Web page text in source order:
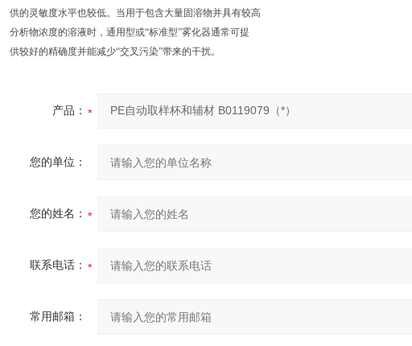
供的灵敏度水平也较低。当用于包含大量固溶物并具有较高
分析物浓度的溶液时，通用型或“标准型”雾化器通常可提
供较好的精确度并能减少“交叉污染”带来的干扰。
产品：
您的单位：
您的姓名：
联系电话：
常用邮箱：